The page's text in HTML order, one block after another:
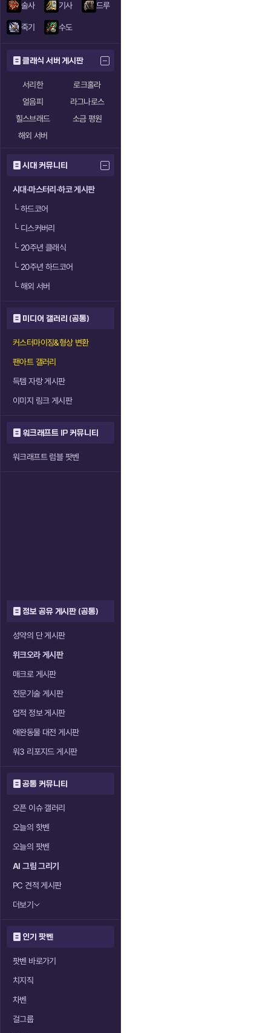
술사 기사 드루
죽기 수도
클래식 서버 게시판
서리한
로크홀라
얼음피
라그나로스
힐스브래드
소금 평원
해외 서버
시대 커뮤니티
시대·마스터리·하코 게시판
└하드코어
└디스커버리
└20주년 클래식
└20주년 하드코어
└해외 서버
미디어 갤러리 (공통)
커스터마이징&형상 변환
팬아트 갤러리
득템 자랑 게시판
이미지 링크 게시판
워크래프트 IP 커뮤니티
워크래프트 럼블 팟벤
정보 공유 게시판 (공통)
성약의 단 게시판
위크오라 게시판
매크로 게시판
전문기술 게시판
업적 정보 게시판
애완동물 대전 게시판
워3 리포지드 게시판
공통 커뮤니티
오픈 이슈 갤러리
오늘의 핫벤
오늘의 팟벤
AI 그림 그리기
PC 견적 게시판
더보기
인기 팟벤
팟벤 바로가기
치지직
차벤
걸그룹